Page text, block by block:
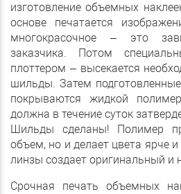
изготовление объемных
основе печатается
многокрасочное – это
заказчика. Потом
плоттером – высекается
шильды. Затем
покрываются жидкой
должна в течение суток
Шильды сделаны! Полимер
объем, но и делает цвета ярче
линзы создает оригинальный и
Срочная печать объемных